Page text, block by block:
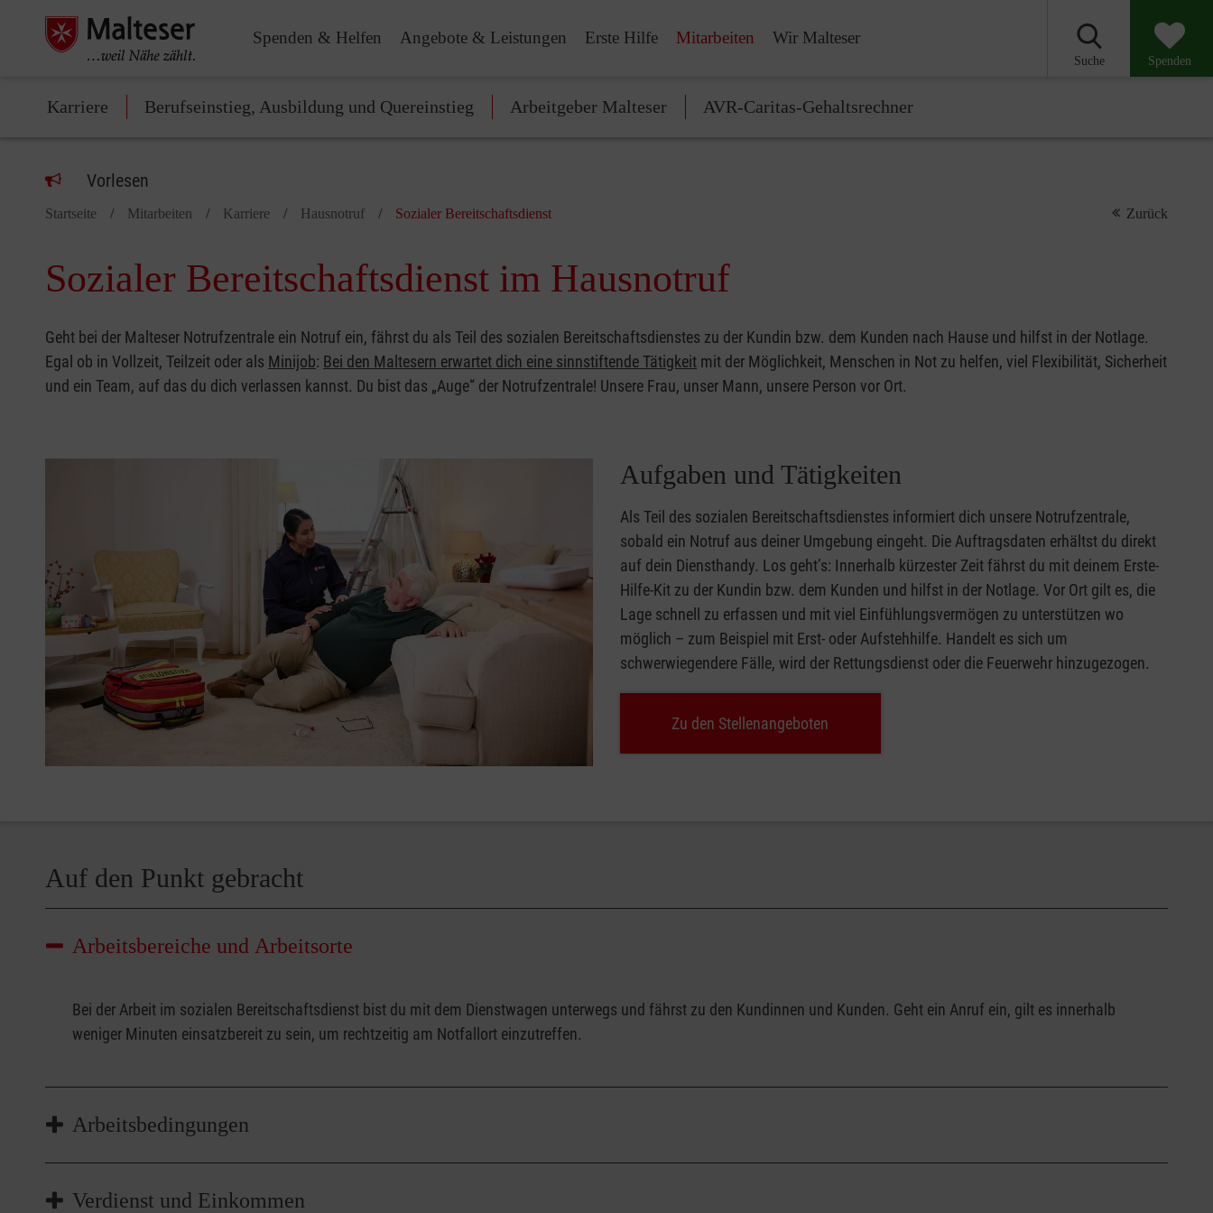
Spenden & Helfen Angebote & Leistungen Erste Hilfe Mitarbeiten Wir Malteser
Suche Spenden
Karriere Berufseinstieg, Ausbildung und Quereinstieg Arbeitgeber Malteser AVR-Caritas-Gehaltsrechner
Vorlesen
Startseite Mitarbeiten Karriere Hausnotruf Sozialer Bereitschaftsdienst Zurück
Sozialer Bereitschaftsdienst im Hausnotruf
Geht bei der Malteser Notrufzentrale ein Notruf ein, fährst du als Teil des sozialen Bereitschaftsdienstes zu der Kundin bzw. dem Kunden nach Hause und hilfst in der Notlage.
Egal ob in Vollzeit, Teilzeit oder als Minijob: Bei den Maltesern erwartet dich eine sinnstiftende Tätigkeit mit der Möglichkeit, Menschen in Not zu helfen, viel Flexibilität, Sicherheit
und ein Team, auf das du dich verlassen kannst. Du bist das „Auge“ der Notrufzentrale! Unsere Frau, unser Mann, unsere Person vor Ort.
Aufgaben und Tätigkeiten
Als Teil des sozialen Bereitschaftsdienstes informiert dich unsere Notrufzentrale,
sobald ein Notruf aus deiner Umgebung eingeht. Die Auftragsdaten erhältst du direkt
auf dein Diensthandy. Los geht’s: Innerhalb kürzester Zeit fährst du mit deinem Erste-
Hilfe-Kit zu der Kundin bzw. dem Kunden und hilfst in der Notlage. Vor Ort gilt es, die
Lage schnell zu erfassen und mit viel Einfühlungsvermögen zu unterstützen wo
möglich – zum Beispiel mit Erst- oder Aufstehhilfe. Handelt es sich um
schwerwiegendere Fälle, wird der Rettungsdienst oder die Feuerwehr hinzugezogen.
Zu den Stellenangeboten
Auf den Punkt gebracht
Arbeitsbereiche und Arbeitsorte
Bei der Arbeit im sozialen Bereitschaftsdienst bist du mit dem Dienstwagen unterwegs und fährst zu den Kundinnen und Kunden. Geht ein Anruf ein, gilt es innerhalb
weniger Minuten einsatzbereit zu sein, um rechtzeitig am Notfallort einzutreffen.
Arbeitsbedingungen
Der soziale Bereitschaftsdienst bietet Flexibilität durch Schichtarbeit und eignet sich ideal, wenn du die Arbeit mit weiteren Tätigkeiten im familiären Bereich oder einem
Verdienst und Einkommen